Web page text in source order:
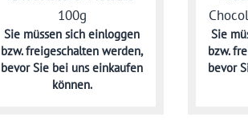
100g
Sie müssen sicheinloggen
bzw. freigeschalten werden,
bevor Sie bei uns einkaufen
können.
Sie
bzw.
bevor